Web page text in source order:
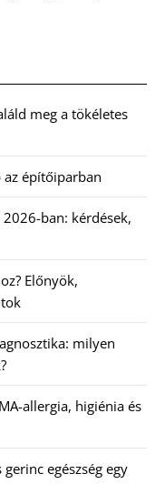
meg a tökéletes
az építőiparban
ban: kérdések,
Előnyök,
milyen
allergia, higiénia és
egészség egy